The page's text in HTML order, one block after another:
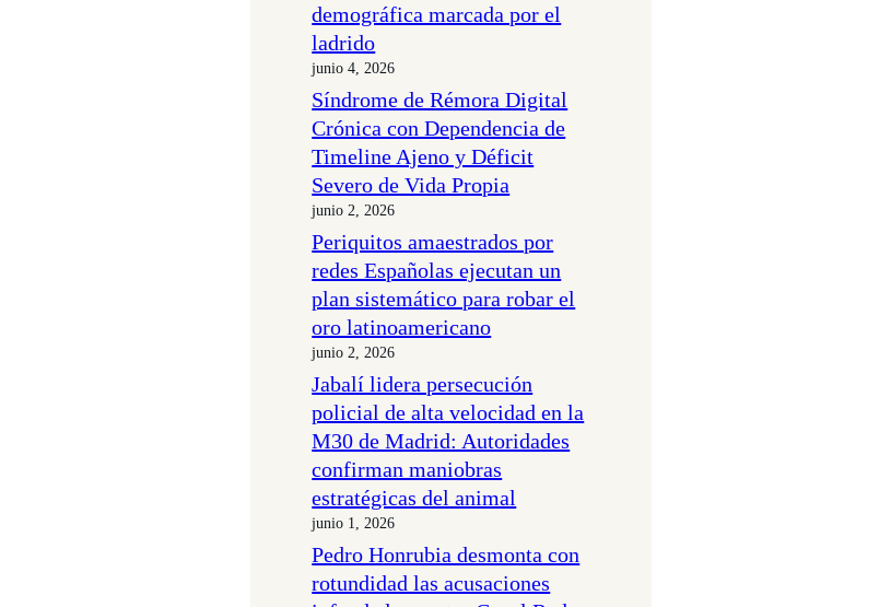
demográfica marcada por el
ladrido
junio 4, 2026
Síndrome de Rémora Digital
Crónica con Dependencia de
Timeline Ajeno y Déficit
Severo de Vida Propia
junio 2, 2026
Periquitos amaestrados por
redes Españolas ejecutan un
plan sistemático para robar el
oro latinoamericano
junio 2, 2026
Jabalí lidera persecución
policial de alta velocidad en la
M30 de Madrid: Autoridades
confirman maniobras
estratégicas del animal
junio 1, 2026
Pedro Honrubia desmonta con
rotundidad las acusaciones